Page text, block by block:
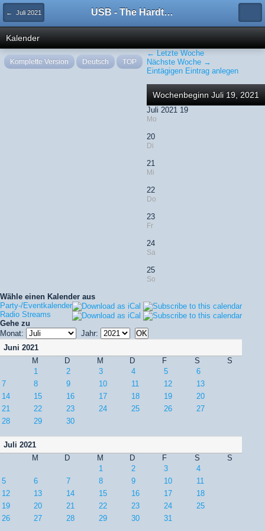
← Juli 2021 USB - The Hardtechno Family
Kalender
← Letzte Woche
Nächste Woche →
Eintägigen Eintrag anlegen
Wochenbeginn Juli 19, 2021
Juli 2021 19
Mo
20
Di
21
Mi
22
Do
23
Fr
24
Sa
25
So
Wähle einen Kalender aus
Party-/Eventkalender
Radio Streams
Gehe zu
Monat:
Jahr:
Juni 2021
M
D M D F S
S
1
2 3 4 5
6
7
8 9 10 11 12
13
14
15 16 17 18 19
20
21
22 23 24 25 26
27
28
29 30
Juli 2021
M
D M D F S
S
1
2 3
4
5
6 7 8 9 10
11
12
13 14 15 16 17
18
19
20 21 22 23 24
25
26
27 28 29 30 31
Komplette Version Deutsch TOP